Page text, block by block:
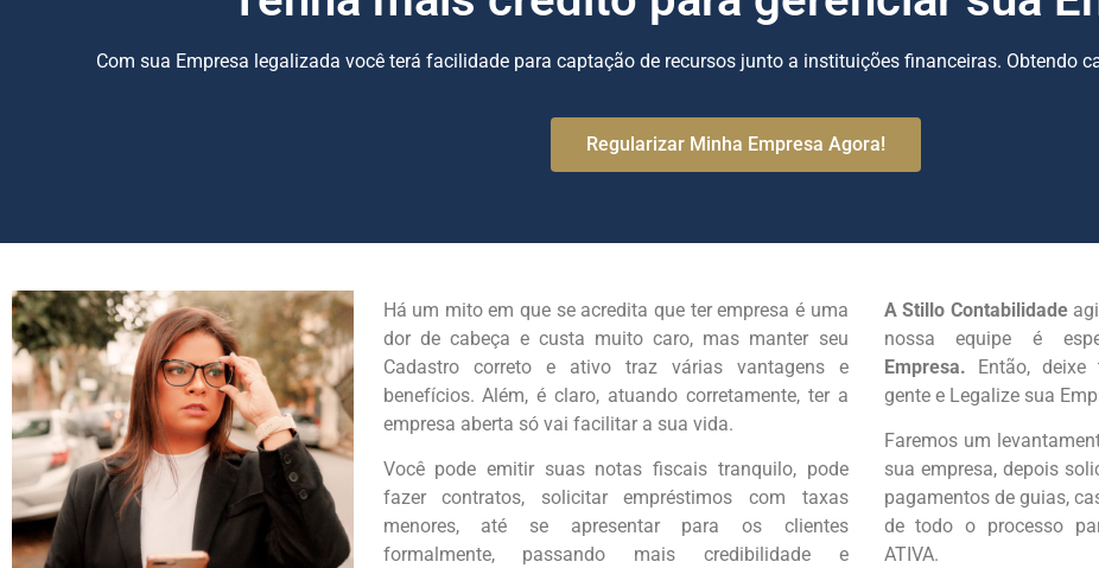
Com sua Empresa legalizada você terá facilidade para captação de recursos junto a instituições financeiras. Obtendo
Regularizar Minha Empresa Agora!
Há um mito em que se acredita que ter empresa é uma
dor de cabeça e custa muito caro, mas manter seu
Cadastro correto e ativo traz várias vantagens e
benefícios. Além, é claro, atuando corretamente, ter a
empresa aberta só vai facilitar a sua vida.
Você pode emitir suas notas fiscais tranquilo, pode
fazer contratos, solicitar empréstimos com taxas
menores, até se apresentar para os clientes
formalmente, passando mais credibilidade e
A Stillo Contabilidade
nossa equipe é
Empresa. Então,
gente e Legalize sua
Faremos um
sua empresa, depois
pagamentos de guias,
de todo o processo
ATIVA.